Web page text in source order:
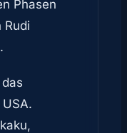
Phasen
Rudi